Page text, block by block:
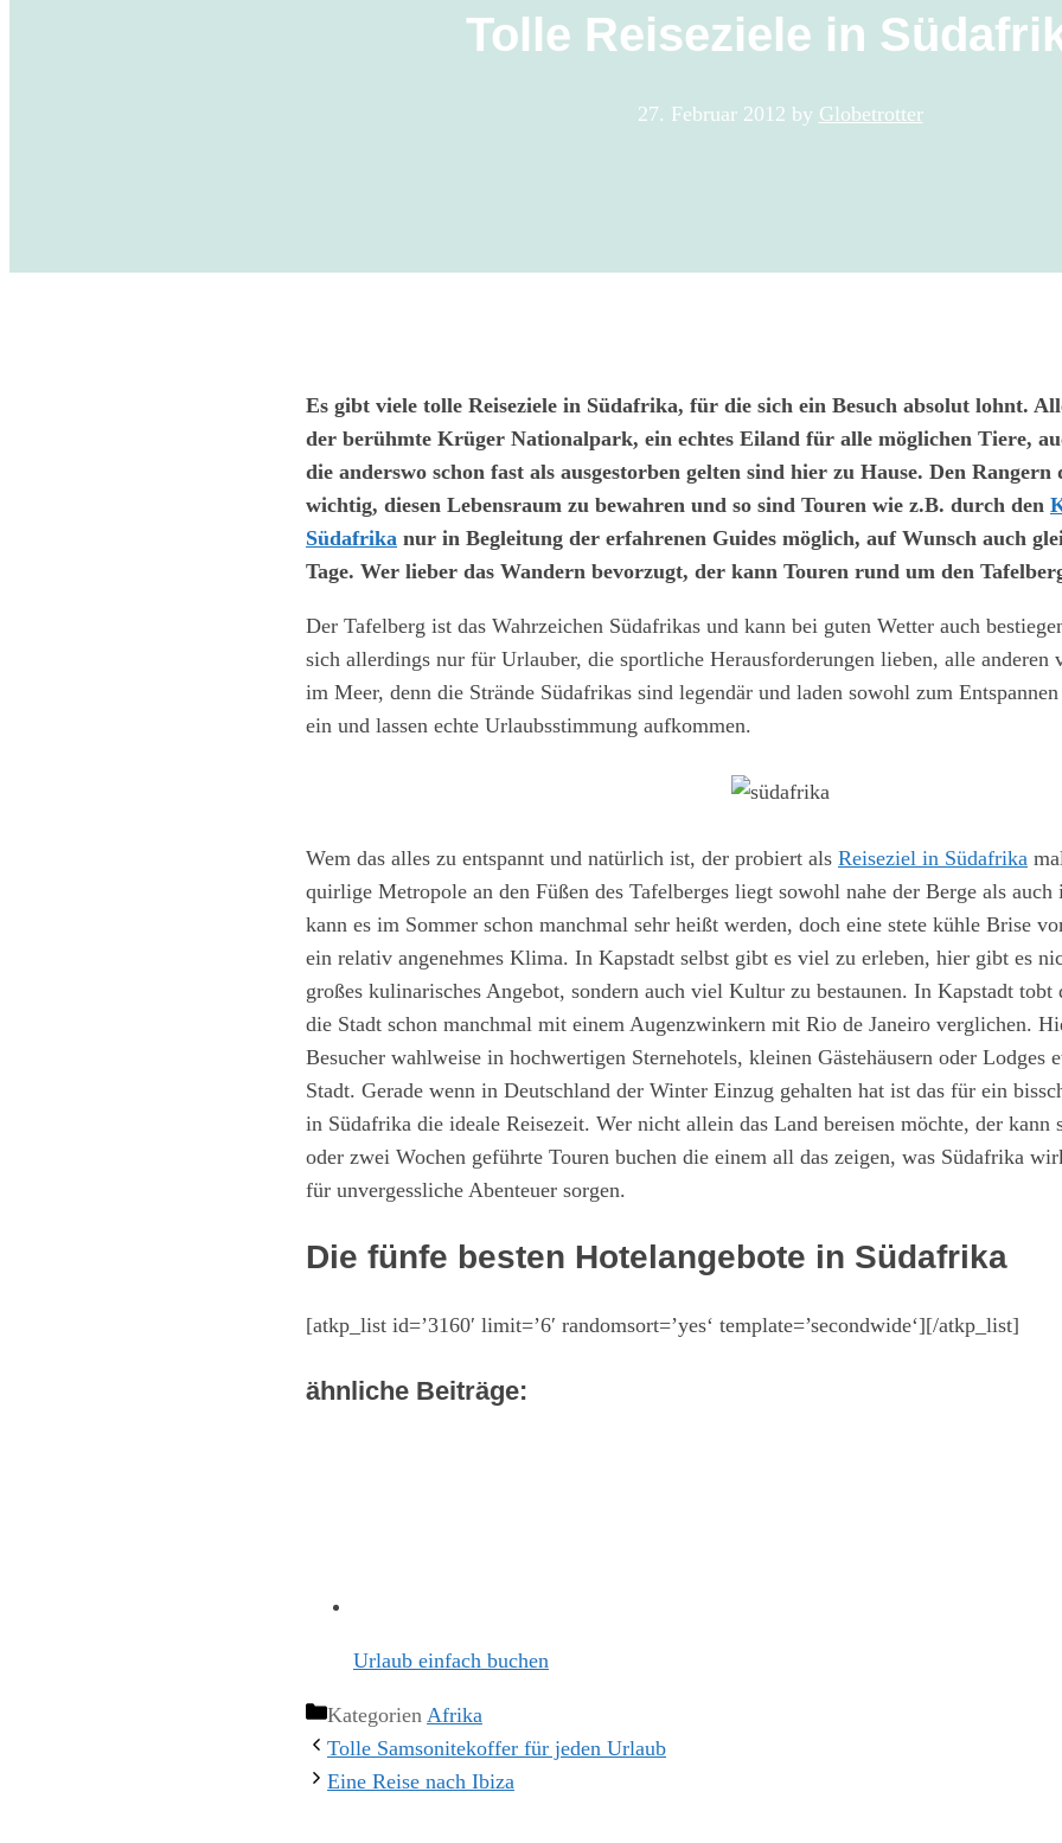
Tolle Reiseziele in
27. Februar 2012 by Globetrotter
Es gibt viele tolle Reiseziele in Südafrika, für die sich ein Besuch absolut lohnt.
der berühmte Krüger Nationalpark, ein echtes Eiland für alle möglichen Tiere,
die anderswo schon fast als ausgestorben gelten sind hier zu Hause. Den Rangern
wichtig, diesen Lebensraum zu bewahren und so sind Touren wie z.B. durch den
Südafrika nur in Begleitung der erfahrenen Guides möglich, auf Wunsch auch
Tage. Wer lieber das Wandern bevorzugt, der kann Touren rund um den
Der Tafelberg ist das Wahrzeichen Südafrikas und kann bei guten Wetter auch
sich allerdings nur für Urlauber, die sportliche Herausforderungen lieben, alle anderen
im Meer, denn die Strände Südafrikas sind legendär und laden sowohl zum
ein und lassen echte Urlaubsstimmung aufkommen.
Wem das alles zu entspannt und natürlich ist, der probiert als Reiseziel in Südafrika
quirlige Metropole an den Füßen des Tafelberges liegt sowohl nahe der Berge als auch
kann es im Sommer schon manchmal sehr heißt werden, doch eine stete kühle Brise
ein relativ angenehmes Klima. In Kapstadt selbst gibt es viel zu erleben, hier gibt es
großes kulinarisches Angebot, sondern auch viel Kultur zu bestaunen. In Kapstadt tobt
die Stadt schon manchmal mit einem Augenzwinkern mit Rio de Janeiro verglichen.
Besucher wahlweise in hochwertigen Sternehotels, kleinen Gästehäusern oder Lodges
Stadt. Gerade wenn in Deutschland der Winter Einzug gehalten hat ist das für ein
in Südafrika die ideale Reisezeit. Wer nicht allein das Land bereisen möchte, der kann
oder zwei Wochen geführte Touren buchen die einem all das zeigen, was Südafrika
für unvergessliche Abenteuer sorgen.
Die fünfe besten Hotelangebote in Südafrika
[atkp_list id=’3160′ limit=’6′ randomsort=’yes‘ template=’secondwide‘][/atkp_list]
ähnliche Beiträge:
Urlaub einfach buchen
Kategorien Afrika
Tolle Samsonitekoffer für jeden Urlaub
Eine Reise nach Ibiza